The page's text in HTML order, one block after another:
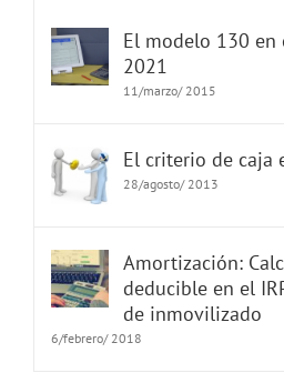
El modelo 130
2021
11/marzo/ 2015
El criterio de caja
28/agosto/ 2013
Amortización:
deducible en el
de inmovilizado
6/febrero/ 2018